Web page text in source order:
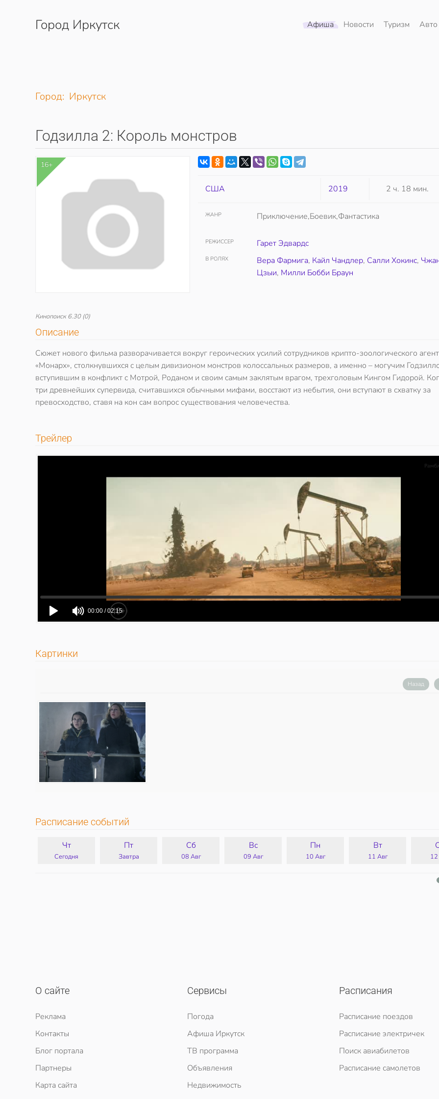
Перейти к содержимому
Город Иркутск Афиша Новости Туризм Авто
Город: Иркутск
Годзилла 2: Король монстров
16+
Кинопоиск 6.30(0)
США 2019 2 ч. 18 мин.
ЖАНР Приключение,Боевик,Фантастика
РЕЖИССЕР Гарет Эдвардс
В РОЛЯХ Вера Фармига, Кайл Чандлер, Салли Хокинс,
Цзыи, Милли Бобби Браун
Описание
Сюжет нового фильма разворачивается вокруг героических усилий сотрудников крипто-зоологического
«Монарх», столкнувшихся с целым дивизионом монстров колоссальных размеров, а именно – могучим
вступившим в конфликт с Мотрой, Роданом и своим самым заклятым врагом, трехголовым Кингом Гидорой.
три древнейших супервида, считавшихся обычными мифами, восстают из небытия, они вступают в схватку за
превосходство, ставя на кон сам вопрос существования человечества.
Трейлер
Картинки
Назад
Расписание событий
Чт
Сегодня
Пт
Завтра
Сб
08 Авг
Вс
09 Авг
Пн
10 Авг
Вт
11 Авг 12
О сайте
Реклама
Контакты
Блог портала
Партнеры
Карта сайта
Сервисы
Погода
Афиша Иркутск
ТВ программа
Объявления
Недвижимость
Расписания
Расписание поездов
Расписание электричек
Поиск авиабилетов
Расписание самолетов